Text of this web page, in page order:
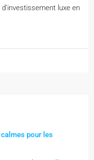
luxe en
pour les